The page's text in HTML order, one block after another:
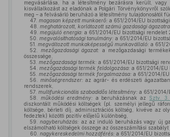
megvásárlása, ha a létesítmény bezárásra került,
kisvállalkozást az eladónak a Polgári Törvénykönyvről
meg – a felvásárló beruházó a létesítmény tulajdonosától
47. magasan képzett munkaerő: a 651/2014/EU
48. meghatározott, korlátozott számú gazdasági
49. megújuló energia: a 651/2014/EU bizottsági rendelet
50. megvalósíthatósági tanulmány: a 651/2014/EU
51. megváltozott munkaképességű munkavállaló: a 651/
52.
mezőgazdasági ágazat: a mezőgazdasági
összessége,
53. mezőgazdasági termék: a 651/2014/EU bizottsági
54. mezőgazdasági termék feldolgozása: a 651/2014/EU
55. mezőgazdasági termék forgalmazása: a 651/2014/
56.
minőségrendszer: az agrár- és erdészeti
rendszerek,
57. multifunkcionális szabadidős létesítmény: a 651/2014/
58.
működési eredmény: a beruházásnak az Sztv.
diszkontált működési költségek (pl. személyi jellegű
költsége, bérleti díj, adminisztrációs költség, kivéve az
fedeztek) közötti pozitív előjelű különbség,
59.
nagyberuházás: az az induló beruházás vagy új
elszámolható költségek összege az összeszámítási
60. nagykereskedelmi hozzáférés: a 651/2014/EU